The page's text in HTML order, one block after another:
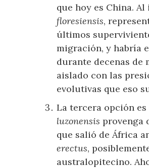
que hoy es China.
floresiensis,
últimos
migración, y habría
durante decenas de
aislado con las
evolutivas que eso
La tercera opción
luzonensis provenga
que salió de África
erectus,
australopitecino.